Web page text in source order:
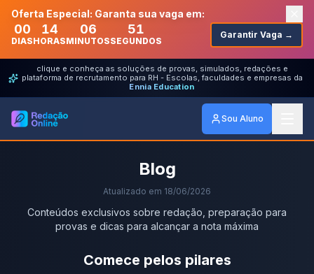
Oferta Especial: Garanta sua vaga em:
00
DIAS
14
HORAS
06
MINUTOS
51
SEGUNDOS
Garantir Vaga →
clique e conheça as soluções de provas, simulados, redações e
plataforma de recrutamento para RH - Escolas, faculdades e empresas da
Ennia Education
Sou Aluno
Blog
Atualizado em 18/06/2026
Conteúdos exclusivos sobre redação, preparação para
provas e dicas para alcançar a nota máxima
Comece pelos pilares